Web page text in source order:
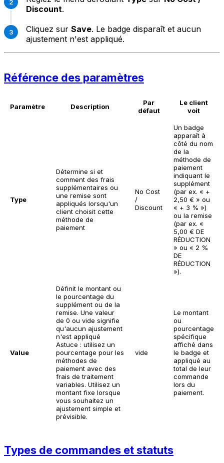
Discount.
Cliquez sur Save. Le badge disparaît et aucun
ajustement n'est appliqué.
Référence des paramètres
Paramètre Description
Par
défaut
Le client
voit
Type
Détermine si et
comment des frais
supplémentaires ou
une remise sont
appliqués lorsqu'un
client choisit cette
méthode de
paiement
No Cost
/
Discount
Un badge
apparaît à
côté du nom
de la
méthode de
paiement
indiquant le
supplément
(par ex. « +
2,50 € » ou
« + 3 % »)
ou la remise
(par ex. «
5,00 € DE
RÉDUCTION
» ou « 2 %
DE
RÉDUCTION
»).
Value
Définit le montant ou
le pourcentage du
supplément ou de la
remise. Une valeur
de 0 ou vide signifie
qu'aucun ajustement
n'est appliqué
Astuce : utilisez un
pourcentage pour les
méthodes de
paiement avec des
frais de traitement
variables. Utilisez un
montant fixe lorsque
vous souhaitez un
ajustement simple et
prévisible.
vide
Le montant
ou
pourcentage
spécifique
affiché dans
le badge et
appliqué au
total de leur
commande
lors du
paiement.
Types de commandes et statuts